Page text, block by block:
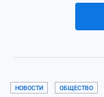
НОВОСТИ ОБЩЕСТВО